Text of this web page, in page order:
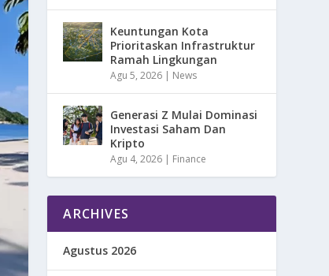
Keuntungan Kota
Prioritaskan Infrastruktur
Ramah Lingkungan
Agu 5, 2026 | News
Generasi Z Mulai Dominasi
Investasi Saham Dan
Kripto
Agu 4, 2026 | Finance
ARCHIVES
Agustus 2026